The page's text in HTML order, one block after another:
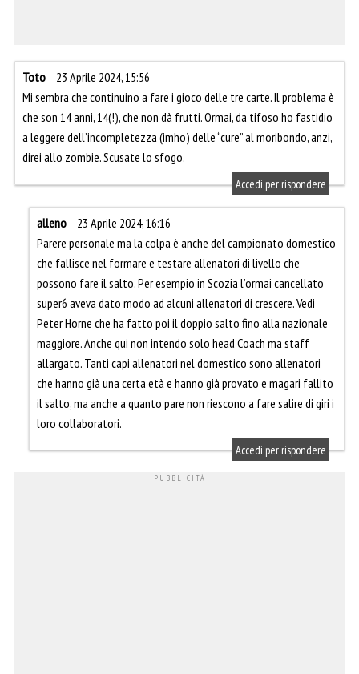
Toto
23 Aprile 2024, 15:56
Mi sembra che continuino a fare i gioco delle tre carte. Il problema è
che son 14 anni, 14(!), che non dà frutti. Ormai, da tifoso ho fastidio
a leggere dell’incompletezza (imho) delle “cure” al moribondo, anzi,
direi allo zombie. Scusate lo sfogo.
Accedi per rispondere
alleno
23 Aprile 2024, 16:16
Parere personale ma la colpa è anche del campionato domestico
che fallisce nel formare e testare allenatori di livello che
possono fare il salto. Per esempio in Scozia l’ormai cancellato
super6 aveva dato modo ad alcuni allenatori di crescere. Vedi
Peter Horne che ha fatto poi il doppio salto fino alla nazionale
maggiore. Anche qui non intendo solo head Coach ma staff
allargato. Tanti capi allenatori nel domestico sono allenatori
che hanno già una certa età e hanno già provato e magari fallito
il salto, ma anche a quanto pare non riescono a fare salire di giri i
loro collaboratori.
Accedi per rispondere